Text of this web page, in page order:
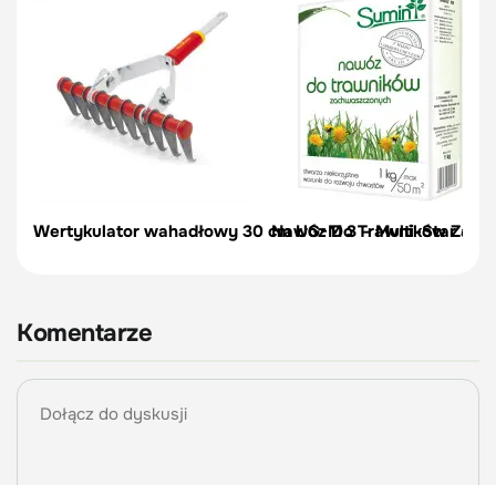
Wertykulator wahadłowy 30 cm UG-M 3 – Multi-Star –
Nawóz Do Trawników
Komentarze